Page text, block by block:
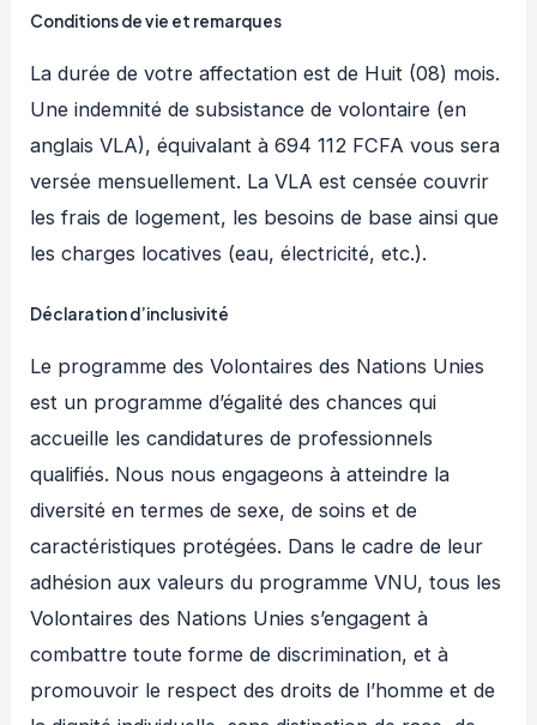
Conditions de vie et remarques
La durée de votre affectation est de Huit (08) mois.
Une indemnité de subsistance de volontaire (en
anglais VLA), équivalant à 694 112 FCFA vous sera
versée mensuellement. La VLA est censée couvrir
les frais de logement, les besoins de base ainsi que
les charges locatives (eau, électricité, etc.).
Déclaration d’inclusivité
Le programme des Volontaires des Nations Unies
est un programme d’égalité des chances qui
accueille les candidatures de professionnels
qualifiés. Nous nous engageons à atteindre la
diversité en termes de sexe, de soins et de
caractéristiques protégées. Dans le cadre de leur
adhésion aux valeurs du programme VNU, tous les
Volontaires des Nations Unies s’engagent à
combattre toute forme de discrimination, et à
promouvoir le respect des droits de l’homme et de